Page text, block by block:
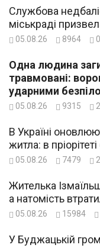
Службова
міськраді
05.08.26 8964 0
Одна людина
травмовані:
ударними
05.08.26 9315 2
В Україні
житла: в
05.08.26 7479 2
Жителька
а натомість
05.08.26 15984
У Буджацькій